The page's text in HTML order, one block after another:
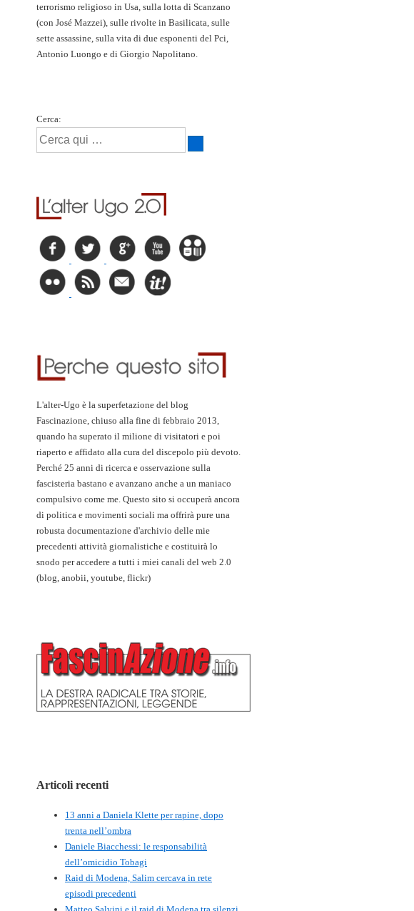
terrorismo religioso in Usa, sulla lotta di Scanzano
(con José Mazzei), sulle rivolte in Basilicata, sulle
sette assassine, sulla vita di due esponenti del Pci,
Antonio Luongo e di Giorgio Napolitano.
Cerca:
L'alter-Ugo è la superfetazione del blog
Fascinazione, chiuso alla fine di febbraio 2013,
quando ha superato il milione di visitatori e poi
riaperto e affidato alla cura del discepolo più devoto.
Perché 25 anni di ricerca e osservazione sulla
fascisteria bastano e avanzano anche a un maniaco
compulsivo come me. Questo sito si occuperà ancora
di politica e movimenti sociali ma offrirà pure una
robusta documentazione d'archivio delle mie
precedenti attività giornalistiche e costituirà lo
snodo per accedere a tutti i miei canali del web 2.0
(blog, anobii, youtube, flickr)
Articoli recenti
13 anni a Daniela Klette per rapine, dopo
trenta nell’ombra
Daniele Biacchessi: le responsabilità
dell’omicidio Tobagi
Raid di Modena, Salim cercava in rete
episodi precedenti